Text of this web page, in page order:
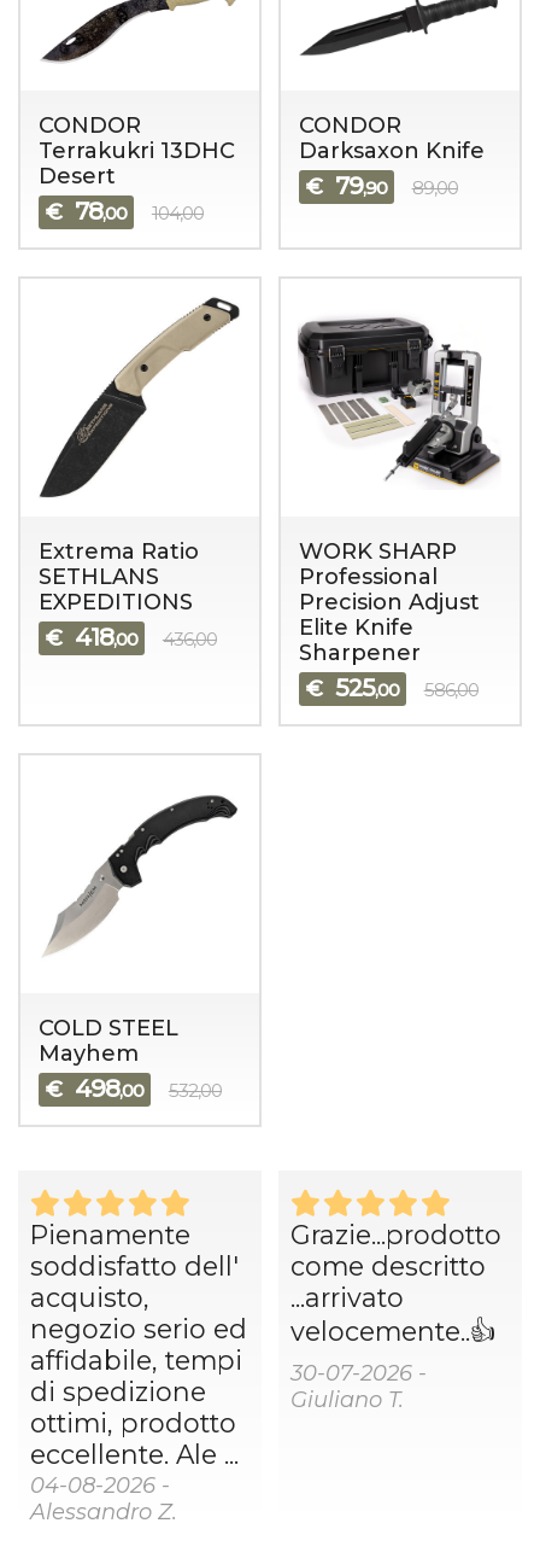
CONDOR
Terrakukri 13DHC
Desert
€ 78,00 104,00
CONDOR
Darksaxon Knife
€ 79,90 89,00
Extrema Ratio
SETHLANS
EXPEDITIONS
€ 418,00 436,00
WORK SHARP
Professional
Precision Adjust
Elite Knife
Sharpener
€ 525,00 586,00
COLD STEEL
Mayhem
€ 498,00 532,00
Pienamente
soddisfatto dell'
acquisto,
negozio serio ed
affidabile, tempi
di spedizione
ottimi, prodotto
eccellente. Ale ...
04-08-2026 -
Alessandro Z.
Grazie...prodotto
come descritto
...arrivato
velocemente..👍
30-07-2026 -
Giuliano T.